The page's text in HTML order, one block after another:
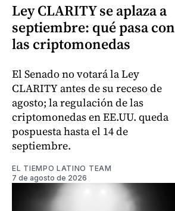
Ley CLARITY se aplaza a
septiembre: qué pasa con
las criptomonedas
El Senado no votará la Ley
CLARITY antes de su receso de
agosto; la regulación de las
criptomonedas en EE.UU. queda
pospuesta hasta el 14 de
septiembre.
EL TIEMPO LATINO TEAM
7 de agosto de 2026